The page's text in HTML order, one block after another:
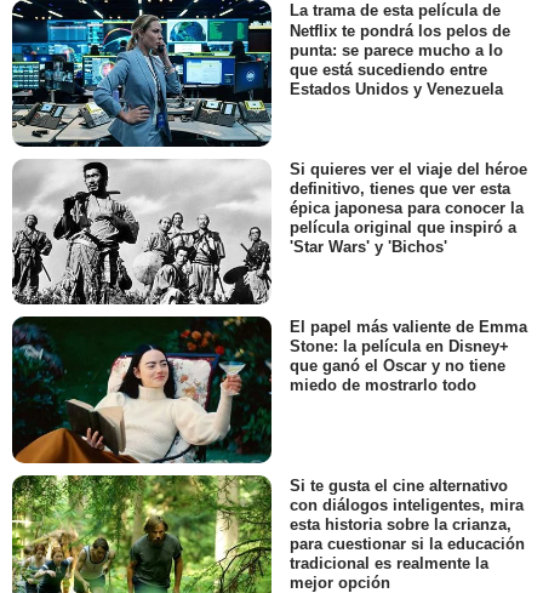
La trama de esta película de
Netflix te pondrá los pelos de
punta: se parece mucho a lo
que está sucediendo entre
Estados Unidos y Venezuela
Si quieres ver el viaje del héroe
definitivo, tienes que ver esta
épica japonesa para conocer la
película original que inspiró a
'Star Wars' y 'Bichos'
El papel más valiente de Emma
Stone: la película en Disney+
que ganó el Oscar y no tiene
miedo de mostrarlo todo
Si te gusta el cine alternativo
con diálogos inteligentes, mira
esta historia sobre la crianza,
para cuestionar si la educación
tradicional es realmente la
mejor opción